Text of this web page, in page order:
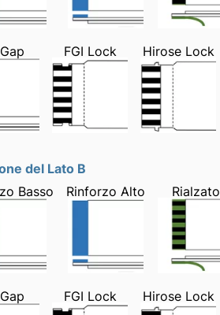
FGI Lock Hirose Lock
del Lato B
Basso Rinforzo Alto Rialzato
FGI Lock Hirose Lock